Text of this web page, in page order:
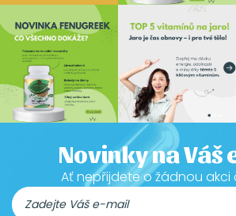
Novinky na Váš
Ať nepřijdete o žádnou akci